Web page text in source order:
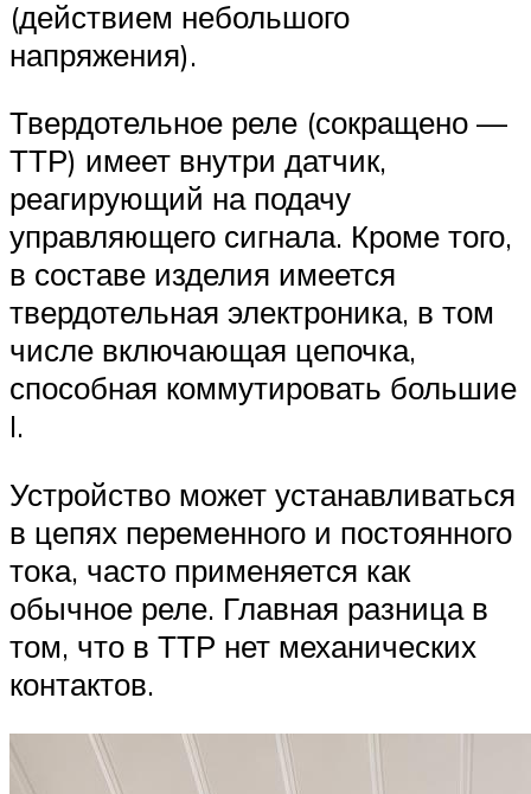
(действием небольшого
напряжения).
Твердотельное реле (сокращено —
ТТР) имеет внутри датчик,
реагирующий на подачу
управляющего сигнала. Кроме того,
в составе изделия имеется
твердотельная электроника, в том
числе включающая цепочка,
способная коммутировать большие
I.
Устройство может устанавливаться
в цепях переменного и постоянного
тока, часто применяется как
обычное реле. Главная разница в
том, что в ТТР нет механических
контактов.